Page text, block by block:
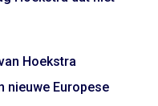
Hoekstra
nieuwe Europese